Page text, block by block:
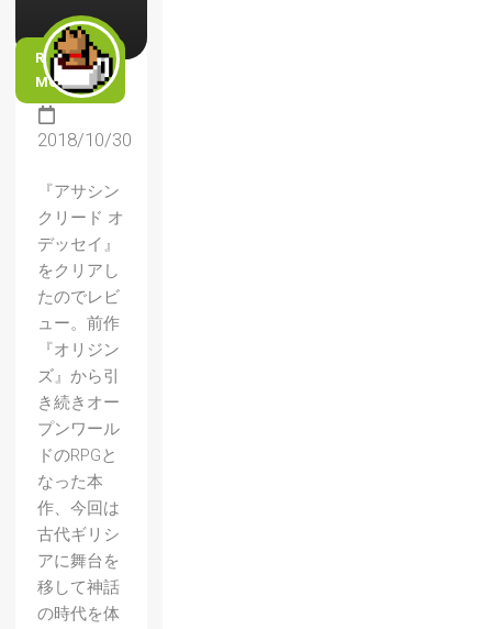
READ
MORE
2018/10/30
『アサシン
クリード オ
デッセイ』
をクリアし
たのでレビ
ュー。前作
『オリジン
ズ』から引
き続きオー
プンワール
ドのRPGと
なった本
作、今回は
古代ギリシ
アに舞台を
移して神話
の時代を体